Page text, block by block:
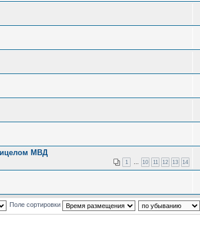
МВД
1 10 11 12 13 14
Поле сортировки